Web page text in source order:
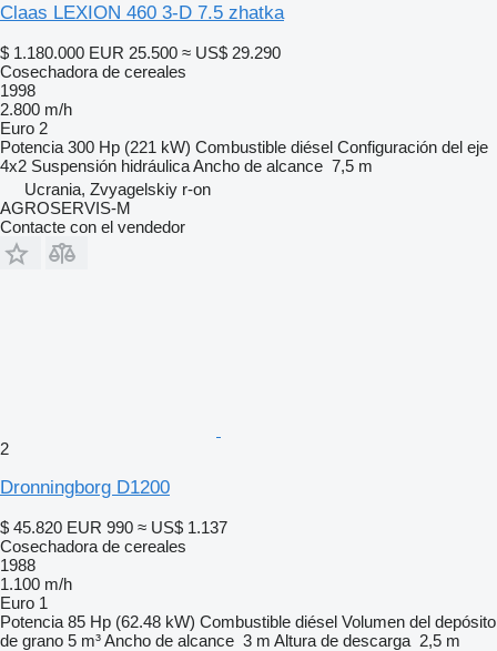
Claas LEXION 460 3-D 7.5 zhatka
$ 1.180.000 EUR 25.500 ≈ US$ 29.290
Cosechadora de cereales
1998
2.800 m/h
Euro 2
Potencia 300 Hp (221 kW) Combustible diésel Configuración del eje
4x2 Suspensión hidráulicaAncho de alcance 7,5 m
Ucrania, Zvyagelskiy r-on
AGROSERVIS-M
Contacte con el vendedor
2
Dronningborg D1200
$ 45.820 EUR 990 ≈ US$ 1.137
Cosechadora de cereales
1988
1.100 m/h
Euro 1
Potencia 85 Hp (62.48 kW) Combustible diésel Volumen del depósito
de grano 5 m³Ancho de alcance 3 m Altura de descarga 2,5 m